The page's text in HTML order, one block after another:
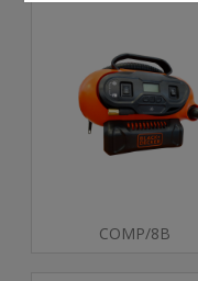
COMP/8B